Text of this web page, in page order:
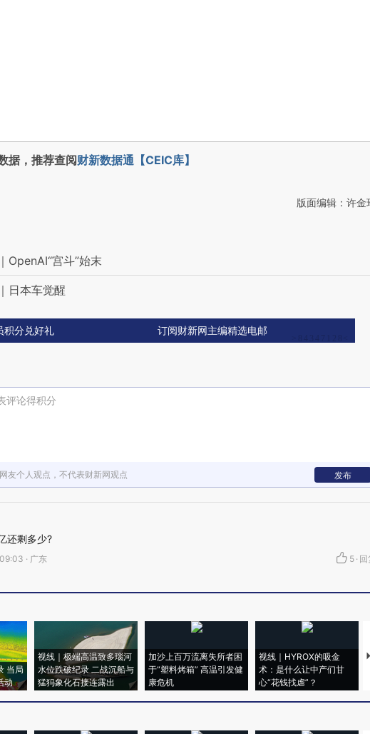
据，推荐查阅财新数据通【CEIC库】
版面编辑：许金
OpenAI“宫斗”始末
日本车觉醒
积分兑好礼 订阅财新网主编精选电邮
评论得积分
友个人观点，不代表财新网观点 发布
还剩多少?
· 广东 5 · 回
当局
动
视线｜极端高温致多瑙河
水位跌破纪录 二战沉船与
猛犸象化石接连露出
加沙上百万流离失所者困
于“塑料烤箱” 高温引发健
康危机
视线｜HYROX的吸金
术：是什么让中产们甘
心“花钱找虐”？